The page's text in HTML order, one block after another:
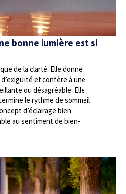
bonne lumière est si
de la clarté. Elle donne
et confère à une
ou désagréable. Elle
le rythme de sommeil
d’éclairage bien
au sentiment de bien-